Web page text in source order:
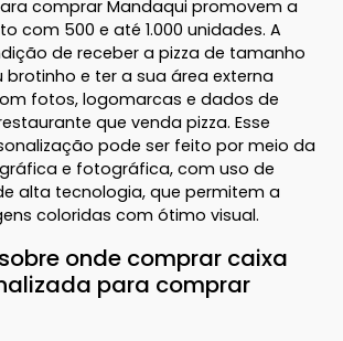
comprar Mandaqui promovem a
com 500 e até 1.000 unidades. A
de receber a pizza de tamanho
brotinho e ter a sua área externa
fotos, logomarcas e dados de
que venda pizza. Esse
pode ser feito por meio da
e fotográfica, com uso de
alta tecnologia, que permitem a
coloridas com ótimo visual.
onde comprar caixa
para comprar